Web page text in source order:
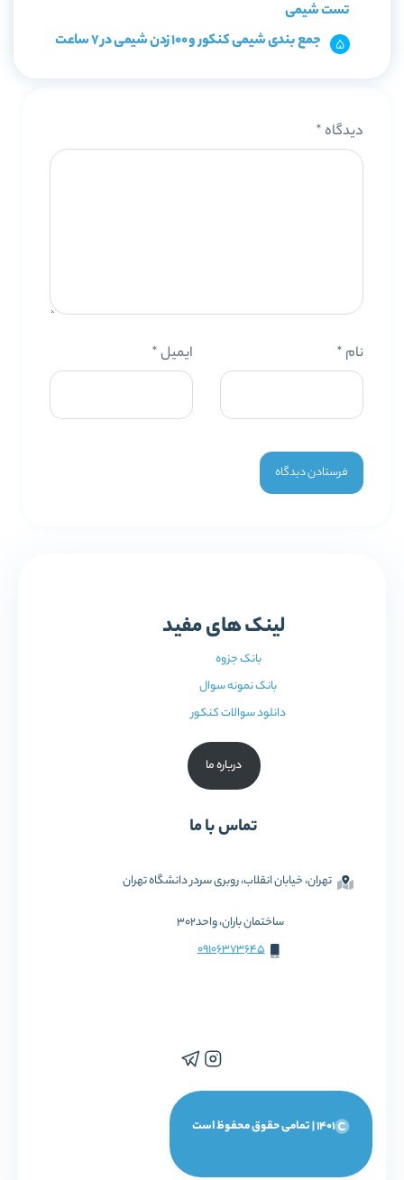
تست شیمی
جمع بندی شیمی کنکور و 100 زدن شیمی در 7 ساعت
دیدگاه *
نام * ایمیل*
لینک های مفید
بانک جزوه
بانک نمونه سوال
دانلود سوالات کنکور
درباره ما
تماس با ما
تهران، خیابان انقلاب، روبری سردر دانشگاه تهران
ساختمان باران، واحد302
09106373645
1401 | تمامی حقوق محفوظ است